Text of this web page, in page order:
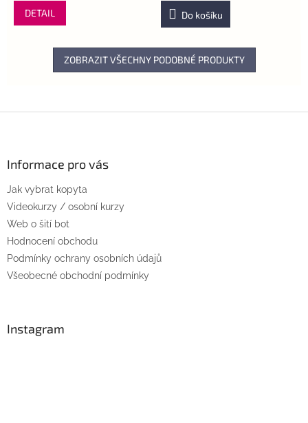
DETAIL Do košíku
ZOBRAZIT VŠECHNY PODOBNÉ PRODUKTY
Informace pro vás
Jak vybrat kopyta
Videokurzy / osobní kurzy
Web o šití bot
Hodnocení obchodu
Podmínky ochrany osobních údajů
Všeobecné obchodní podmínky
Instagram